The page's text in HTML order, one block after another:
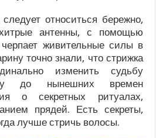
относиться бережно,
антенны, с помощью
живительные силы в
точно знали, что стрижка
изменить судьбу
до нынешних времен
о секретных ритуалах,
прядей. Есть секреты,
лучше стричь волосы.